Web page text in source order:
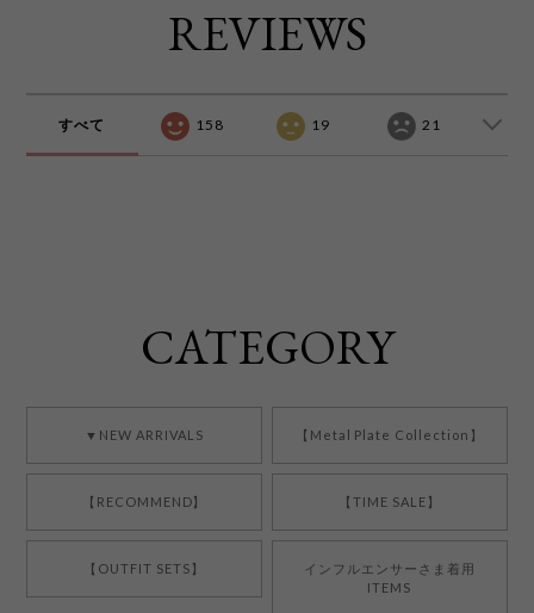
REVIEWS
すべて 158 19 21
CATEGORY
▼NEW ARRIVALS 【Metal Plate Collection】
【RECOMMEND】 【TIME SALE】
【OUTFIT SETS】
インフルエンサーさま着用
ITEMS